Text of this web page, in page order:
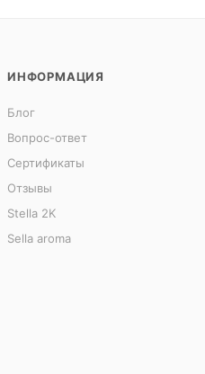
ИНФОРМАЦИЯ
Блог
Вопрос-ответ
Сертификаты
Отзывы
Stella 2K
Sella aroma